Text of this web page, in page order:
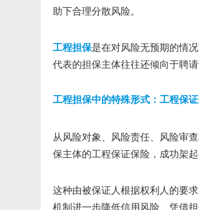
助下合理分散风险。
工程担保是在对风险无预期的情
代表的担保主体往往还倾向于聘
工程担保中的特殊形式：工程保
从风险对象、风险责任、风险审
保主体的工程保证保险，成功架
这种由被保证人根据权利人的要
机制进一步降低信用风险、凭借